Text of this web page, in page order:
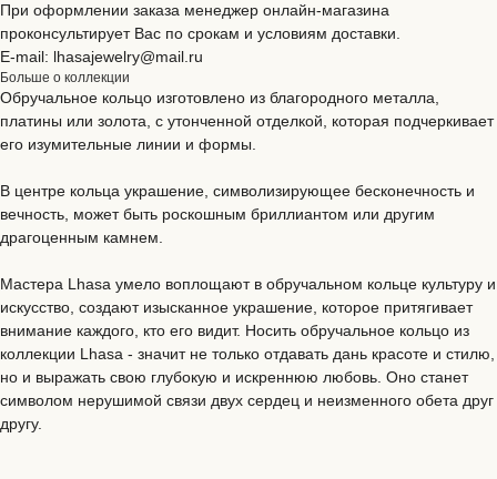
При оформлении заказа менеджер онлайн-магазина
проконсультирует Вас по срокам и условиям доставки.
E-mail: lhasajewelry@mail.ru
Больше о коллекции
Обручальное кольцо изготовлено из благородного металла,
платины или золота, с утонченной отделкой, которая подчеркивает
его изумительные линии и формы.
В центре кольца украшение, символизирующее бесконечность и
вечность, может быть роскошным бриллиантом или другим
драгоценным камнем.
Мастера Lhasa умело воплощают в обручальном кольце культуру и
искусство, создают изысканное украшение, которое притягивает
внимание каждого, кто его видит. Носить обручальное кольцо из
коллекции Lhasa - значит не только отдавать дань красоте и стилю,
но и выражать свою глубокую и искреннюю любовь. Оно станет
символом нерушимой связи двух сердец и неизменного обета друг
другу.